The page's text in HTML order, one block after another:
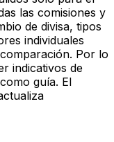
las comisiones y
de divisa, tipos
individuales
Por lo
indicativos de
guía. El